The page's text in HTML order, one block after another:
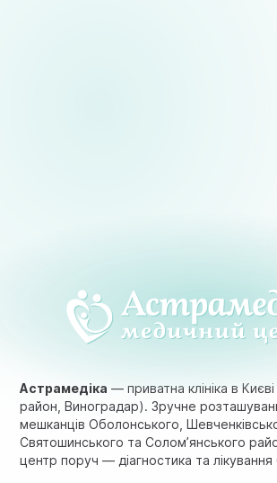
Астрамедіка — приватна клініка в
район, Виноградар). Зручне
мешканців Оболонського,
Святошинського та Солом’янського
центр поруч — діагностика та лікування